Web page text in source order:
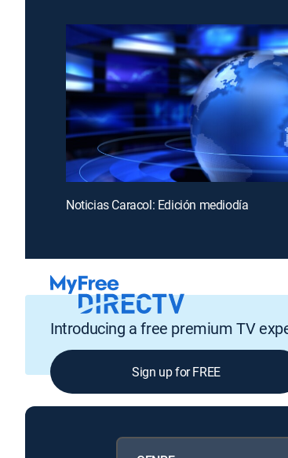
Noticias Caracol: Edición mediodía
Introducing a free premium TV
Sign up for FREE